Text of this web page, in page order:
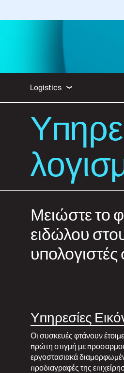
Διαμόρφωση εικόνας και
Logistics
Διαμόρφωση εικόνας και
Διαμόρφωση υλικού
Προσθήκη ετικετών και
Μειώστε το
ειδώλου
υπολογιστές
Υπηρεσίες
Οι συσκευές φτάνουν
πρώτη στιγμή με
εργοστασιακά
προδιαγραφές της